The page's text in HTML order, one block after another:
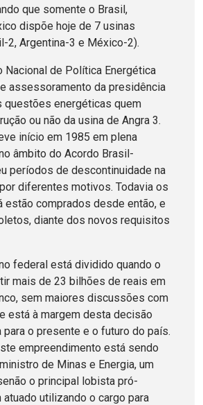
que somente o Brasil,
dispõe hoje de 7 usinas
2, Argentina-3 e México-2).
Nacional de Política Energética
assessoramento da presidência
questões energéticas quem
ou não da usina de Angra 3.
início em 1985 em plena
âmbito do Acordo Brasil-
períodos de descontinuidade na
diferentes motivos. Todavia os
estão comprados desde então, e
diante dos novos requisitos
federal está dividido quando o
mais de 23 bilhões de reais em
sem maiores discussões com
está à margem desta decisão
o presente e o futuro do país.
empreendimento está sendo
de Minas e Energia, um
o principal lobista pró-
atuado utilizando o cargo para